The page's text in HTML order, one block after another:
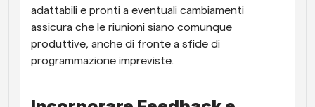
adattabili e pronti a eventuali cambiamenti
assicura che le riunioni siano comunque
produttive, anche di fronte a sfide di
programmazione impreviste.